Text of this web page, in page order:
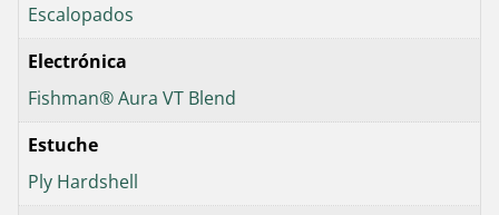
Escalopados
Electrónica
Fishman® Aura VT Blend
Estuche
Ply Hardshell